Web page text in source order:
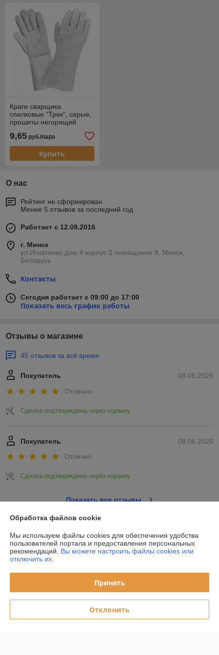
Краги сварщика
спилковые "Трек", серые,
прошиты негорящей
натуральной кожи)
9,65 руб./пара
Купить
О нас
Рейтинг не сформирован
Менее 5 отзывов за последний год
Работает с 12.09.2016
г. Минск
ул.Игнатенко дом 4 корпус 2 помещение 8, Минск,
Беларусь
Контакты
Сегодня работает с 09:00 до 17:00
Показать весь график работы
Отзывы о магазине
45 отзывов за всё время
08.06.2026
Покупатель
Отлично
Сделка подтверждена через корзину
08.06.2026
Покупатель
Отлично
Сделка подтверждена через корзину
Показать все отзывы
О нас
Контакты
График работы
Обработка файлов cookie
Мы используем файлы cookies для обеспечения удобства
пользователей портала и предоставления персональных
рекомендаций. Вы можете настроить файлы cookies или
отключить их.
Принять
Отклонить